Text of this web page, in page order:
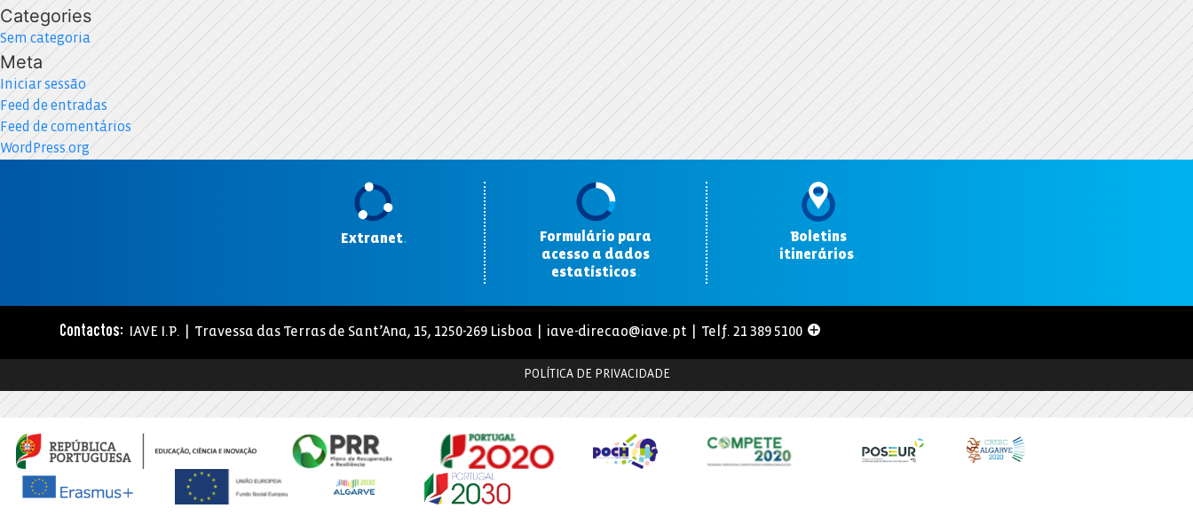
Categories
Sem categoria
Meta
Iniciar sessão
Feed de entradas
Feed de comentários
WordPress.org
Extranet.
Formulário para
acesso a dados
estatísticos.
Boletins
itinerários.
Contactos: IAVE I.P. | Travessa das Terras de Sant’Ana, 15, 1250-269 Lisboa | iave-direcao@iave.pt | Telf. 21 389 5100
POLÍTICA DE PRIVACIDADE